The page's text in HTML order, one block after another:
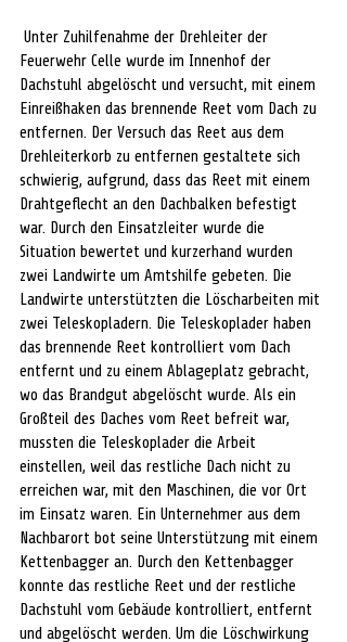
Feuerwehr Celle wurde im Innenhof der
Dachstuhl abgelöscht und versucht, mit einem
Einreißhaken das brennende Reet vom Dach zu
entfernen. Der Versuch das Reet aus dem
Drehleiterkorb zu entfernen gestaltete sich
schwierig, aufgrund, dass das Reet mit einem
Drahtgeflecht an den Dachbalken befestigt
war. Durch den Einsatzleiter wurde die
Situation bewertet und kurzerhand wurden
zwei Landwirte um Amtshilfe gebeten. Die
Landwirte unterstützten die Löscharbeiten mit
zwei Teleskopladern. Die Teleskoplader haben
das brennende Reet kontrolliert vom Dach
entfernt und zu einem Ablageplatz gebracht,
wo das Brandgut abgelöscht wurde. Als ein
Großteil des Daches vom Reet befreit war,
mussten die Teleskoplader die Arbeit
einstellen, weil das restliche Dach nicht zu
erreichen war, mit den Maschinen, die vor Ort
im Einsatz waren. Ein Unternehmer aus dem
Nachbarort bot seine Unterstützung mit einem
Kettenbagger an. Durch den Kettenbagger
konnte das restliche Reet und der restliche
Dachstuhl vom Gebäude kontrolliert, entfernt
und abgelöscht werden. Um die Löschwirkung